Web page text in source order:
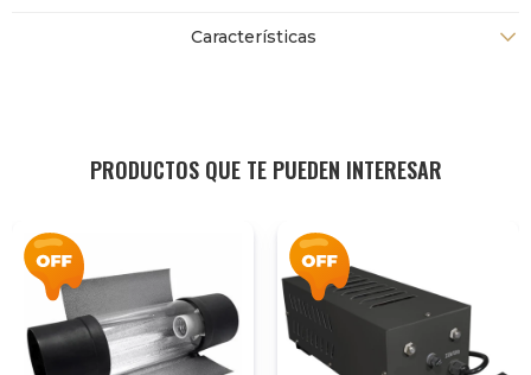
Características
PRODUCTOS QUE TE PUEDEN INTERESAR